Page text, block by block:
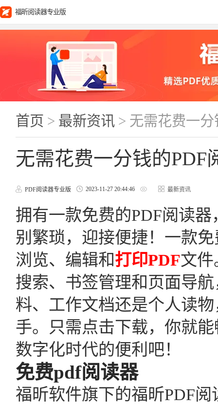
福昕阅读器专业版
首页 > 最新资讯 > 无需花费一
无需花费一分钱的PDF
PDF阅读器专业版 2023-11-27 20:44:46 最新资讯
拥有一款免费的PDF阅读
别繁琐，迎接便捷！一款
浏览、编辑和打印PDF文
搜索、书签管理和页面导
料、工作文档还是个人读
手。只需点击下载，你就
数字化时代的便利吧！
免费pdf阅读器
福昕软件旗下的福昕PDF